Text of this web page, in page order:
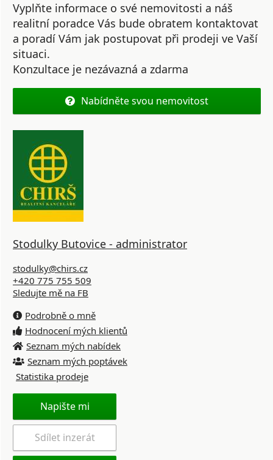
Vyplňte informace o své nemovitosti a náš
realitní poradce Vás bude obratem kontaktovat
a poradí Vám jak postupovat při prodeji ve Vaší
situaci.
Konzultace je nezávazná a zdarma
Nabídněte svou nemovitost
Stodulky Butovice - administrator
stodulky@chirs.cz
+420 775 755 509
Sledujte mě na FB
Podrobně o mně
Hodnocení mých klientů
Seznam mých nabídek
Seznam mých poptávek
Statistika prodeje
Napište mi
Sdílet inzerát